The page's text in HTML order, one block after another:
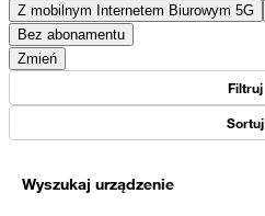
Z mobilnym Internetem Biurowym 5G
Bez abonamentu
Zmień
Filtruj
Sortuj
Wyszukaj urządzenie